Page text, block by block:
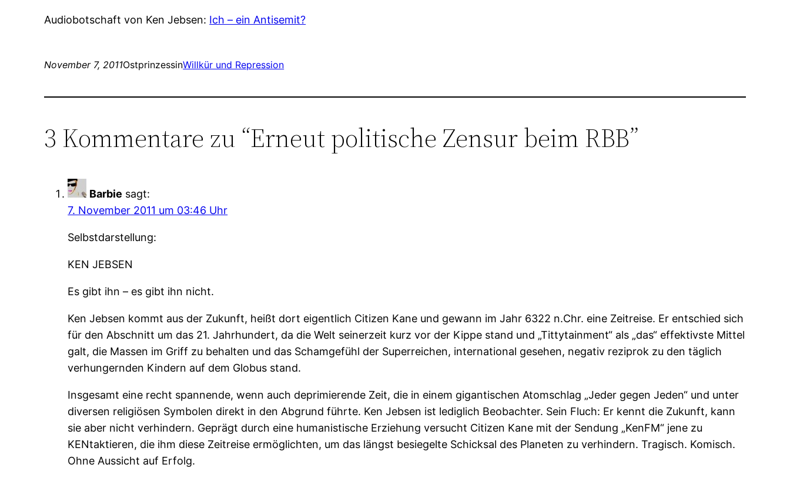
Audiobotschaft von Ken Jebsen: Ich – ein Antisemit?
November 7, 2011OstprinzessinWillkür und Repression
3 Kommentare zu “Erneut politische Zensur beim RBB”
Barbie sagt:
7. November 2011 um 03:46 Uhr
Selbstdarstellung:
KEN JEBSEN
Es gibt ihn – es gibt ihn nicht.
Ken Jebsen kommt aus der Zukunft, heißt dort eigentlich Citizen Kane und gewann im Jahr 6322 n.Chr. eine Zeitreise. Er entschied sich
für den Abschnitt um das 21. Jahrhundert, da die Welt seinerzeit kurz vor der Kippe stand und „Tittytainment“ als „das“ effektivste Mittel
galt, die Massen im Griff zu behalten und das Schamgefühl der Superreichen, international gesehen, negativ reziprok zu den täglich
verhungernden Kindern auf dem Globus stand.
Insgesamt eine recht spannende, wenn auch deprimierende Zeit, die in einem gigantischen Atomschlag „Jeder gegen Jeden“ und unter
diversen religiösen Symbolen direkt in den Abgrund führte. Ken Jebsen ist lediglich Beobachter. Sein Fluch: Er kennt die Zukunft, kann
sie aber nicht verhindern. Geprägt durch eine humanistische Erziehung versucht Citizen Kane mit der Sendung „KenFM“ jene zu
KENtaktieren, die ihm diese Zeitreise ermöglichten, um das längst besiegelte Schicksal des Planeten zu verhindern. Tragisch. Komisch.
Ohne Aussicht auf Erfolg.